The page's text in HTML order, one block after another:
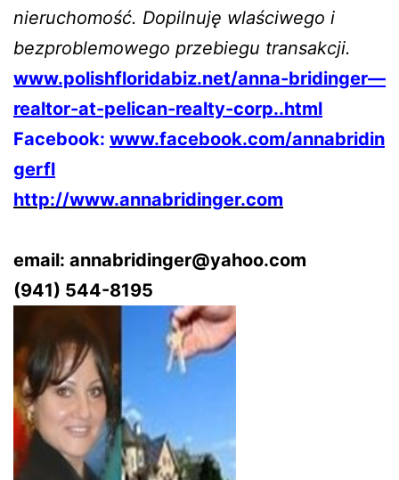
nieruchomość. Dopilnuję wlaściwego i
bezproblemowego przebiegu transakcji.
www.polishfloridabiz.net/anna-bridinger—
realtor-at-pelican-realty-corp..html
Facebook: www.facebook.com/annabridin
gerfl
http://www.annabridinger.com
email: annabridinger@yahoo.com
(941) 544-8195